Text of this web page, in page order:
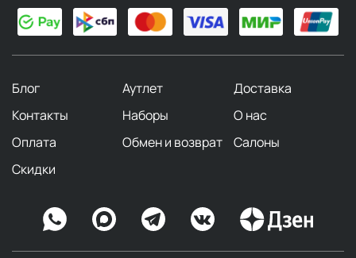
Блог Аутлет
Доставка
Контакты
Наборы
О нас
Оплата
Обмен и возврат
Салоны
Скидки